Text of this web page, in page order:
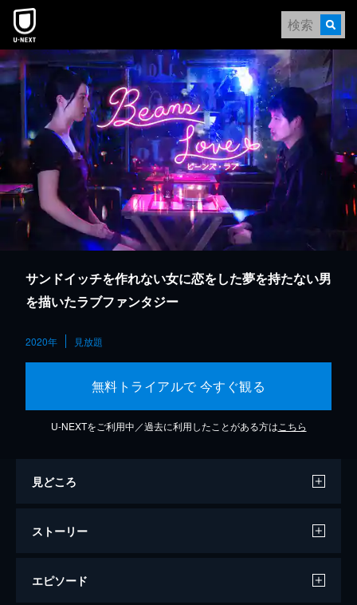
本文へスキップ
サンドイッチを作れない女に恋をした夢を持たない男
を描いたラブファンタジー
2020年 見放題
無料トライアルで 今すぐ観る
U-NEXTをご利用中／過去に利用したことがある方は こちら
見どころ
ストーリー
エピソード